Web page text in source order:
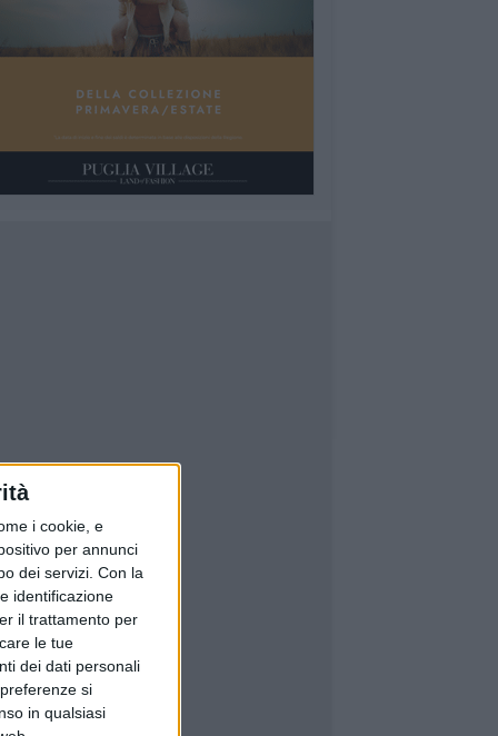
i cookie, e
per annunci
dei servizi. Con la
identificazione
il trattamento per
le tue
dei dati personali
si
in qualsiasi